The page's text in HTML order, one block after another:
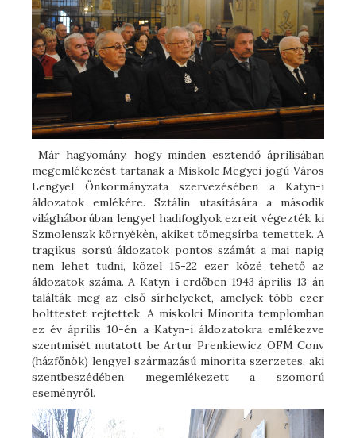
Már hagyomány, hogy minden esztendő áprilisában
megemlékezést tartanak a Miskolc Megyei jogú Város
Lengyel Önkormányzata szervezésében a Katyn-i
áldozatok emlékére. Sztálin utasítására a második
világháborúban lengyel hadifoglyok ezreit végezték ki
Szmolenszk környékén, akiket tömegsírba temettek. A
tragikus sorsú áldozatok pontos számát a mai napig
nem lehet tudni, közel 15-22 ezer közé tehető az
áldozatok száma. A Katyn-i erdőben 1943 április 13-án
találták meg az első sírhelyeket, amelyek több ezer
holttestet rejtettek. A miskolci Minorita templomban
ez év április 10-én a Katyn-i áldozatokra emlékezve
szentmisét mutatott be Artur Prenkiewicz OFM Conv
(házfőnök) lengyel származású minorita szerzetes, aki
szentbeszédében megemlékezett a szomorú
eseményről.